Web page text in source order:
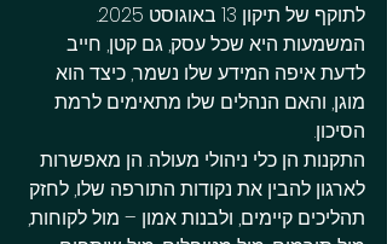
לתוקף של תיקון 13 באוגוסט 2025.
המשמעות היא שכל עסק, גם קטן, חייב
לדעת איפה המידע שלו נשמר, כיצד הוא
מוגן, והאם הנהלים שלו מתאימים לרמת
הסיכון.
התקנות הן כלי ניהולי מעולה. הן מאפשרות
לארגון להבין את נקודות התורפה שלו, לחזק
תהליכים קיימים, ולבנות אמון – מול לקוחות,